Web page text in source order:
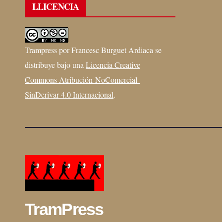
LLICENCIA
TrampressporFrancesc Burguet Ardiaca se
distribuye bajo una Licencia Creative
Commons Atribución-NoComercial-
SinDerivar 4.0 Internacional.
TramPress